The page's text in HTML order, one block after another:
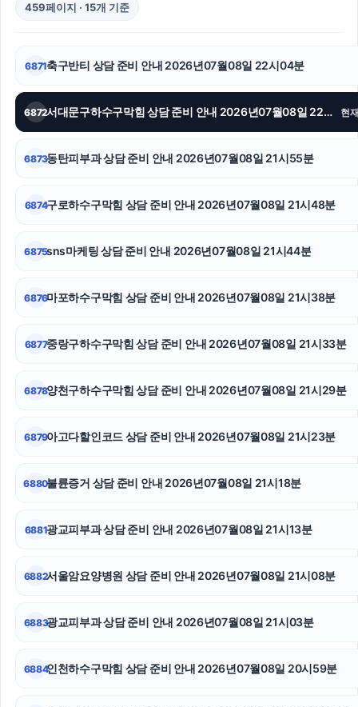
용인형사변호사
인스타그램 좋아요 구매
마포하수구막힘
용인이혼변호사
폰테크
구로구하수구막힘
459페이지 · 15개 기준
6871축구반티 상담 준비 안내 2026년07월08일 22시04분
6872 서대문구하수구막힘 상담 준비 안내 2026년07월08일 22시00분 현
6873동탄피부과 상담 준비 안내 2026년07월08일 21시55분
6874구로하수구막힘 상담 준비 안내 2026년07월08일 21시48분
6875sns마케팅 상담 준비 안내 2026년07월08일 21시44분
6876마포하수구막힘 상담 준비 안내 2026년07월08일 21시38분
6877중랑구하수구막힘 상담 준비 안내 2026년07월08일 21시33분
6878양천구하수구막힘 상담 준비 안내 2026년07월08일 21시29분
6879아고다할인코드 상담 준비 안내 2026년07월08일 21시23분
6880불륜증거 상담 준비 안내 2026년07월08일 21시18분
6881광교피부과 상담 준비 안내 2026년07월08일 21시13분
6882서울암요양병원 상담 준비 안내 2026년07월08일 21시08분
6883광교피부과 상담 준비 안내 2026년07월08일 21시03분
6884인천하수구막힘 상담 준비 안내 2026년07월08일 20시59분